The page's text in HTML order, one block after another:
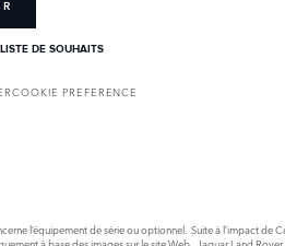
DE SOUHAITS
COOKIE PREFERENCE
l’équipement de série ou optionnel. Suite à l’impact